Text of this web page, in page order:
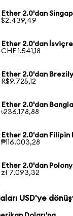
2.0'dan
$2.439,49
2.0'dan İsviçre
1.541,18
2.0'dan
2.0'dan
2.0'dan Filipin
2.0'dan
zł 7.093,32
USD'ye